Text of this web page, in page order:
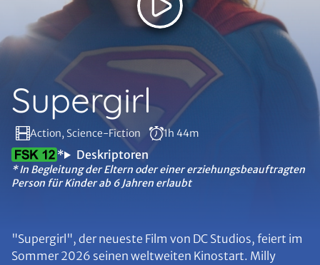
Supergirl
Action, Science-Fiction 1h 44m
* Deskriptoren
* In Begleitung der Eltern oder einer erziehungsbeauftragten
Person für Kinder ab 6 Jahren erlaubt
"Supergirl", der neueste Film von DC Studios, feiert im
Sommer 2026 seinen weltweiten Kinostart. Milly